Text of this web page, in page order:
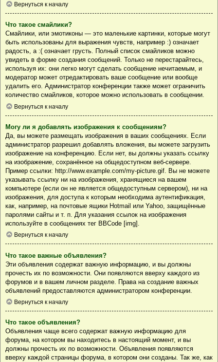
Вернуться к началу
Что такое смайлики?
Смайлики, или эмотиконы — это маленькие картинки, которые могут
быть использованы для выражения чувств, например :) означает
радость, а :( означает грусть. Полный список смайликов можно
увидеть в форме создания сообщений. Только не перестарайтесь,
используя их: они легко могут сделать сообщение нечитаемым, и
модератор может отредактировать ваше сообщение или вообще
удалить его. Администратор конференции также может ограничить
количество смайликов, которое можно использовать в сообщении.
Вернуться к началу
Могу ли я добавлять изображения к сообщениям?
Да, вы можете размещать изображения в ваших сообщениях. Если
администратор разрешил добавлять вложения, вы можете загрузить
изображение на конференцию. Если нет, вы должны указать ссылку
на изображение, сохранённое на общедоступном веб-сервере.
Пример ссылки: http://www.example.com/my-picture.gif. Вы не можете
указывать ссылку ни на изображения, хранящиеся на вашем
компьютере (если он не является общедоступным сервером), ни на
изображения, для доступа к которым необходима аутентификация,
как, например, на почтовые ящики Hotmail или Yahoo, защищённые
паролями сайты и т. п. Для указания ссылок на изображения
используйте в сообщениях тег BBCode [img].
Вернуться к началу
Что такое важные объявления?
Эти объявления содержат важную информацию, и вы должны
прочесть их по возможности. Они появляются вверху каждого из
форумов и в вашем личном разделе. Права на создание важных
объявлений предоставляются администратором конференции.
Вернуться к началу
Что такое объявления?
Объявления чаще всего содержат важную информацию для
форума, на котором вы находитесь в настоящий момент, и вы
должны прочесть их по возможности. Объявления появляются
вверху каждой страницы форума, в котором они созданы. Так же, как